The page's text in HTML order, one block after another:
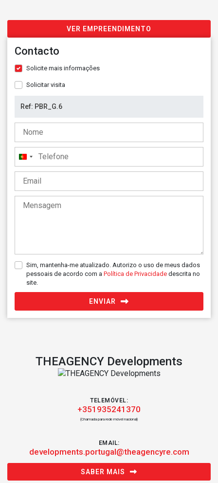
VER EMPREENDIMENTO
Contacto
Solicite mais informações
Solicitar visita
Portugal
+351
Sim, mantenha-me atualizado. Autorizo o uso de meus dados
pessoais de acordo com a Política de Privacidade descrita no
site.
ENVIAR
THEAGENCY Developments
TELEMÓVEL:
+351935241370
(Chamada para rede móvel nacional)
EMAIL:
developments.portugal@theagencyre.com
SABER MAIS